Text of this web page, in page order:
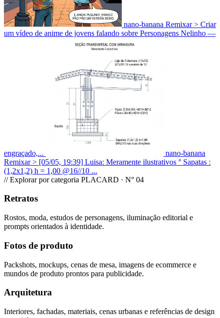
nano-banana Remixar > Criar
um vídeo de anime de jovens falando sobre Personagens Nelinho —
engraçado,...
nano-banana
Remixar > [05/05, 19:39] Luisa: Meramente ilustrativos ° Sapatas :
(1,2x1,2) h = 1,00 @16//10 ...
// Explorar por categoria PLACARD · N° 04
Retratos
Rostos, moda, estudos de personagens, iluminação editorial e
prompts orientados à identidade.
Fotos de produto
Packshots, mockups, cenas de mesa, imagens de ecommerce e
mundos de produto prontos para publicidade.
Arquitetura
Interiores, fachadas, materiais, cenas urbanas e referências de design